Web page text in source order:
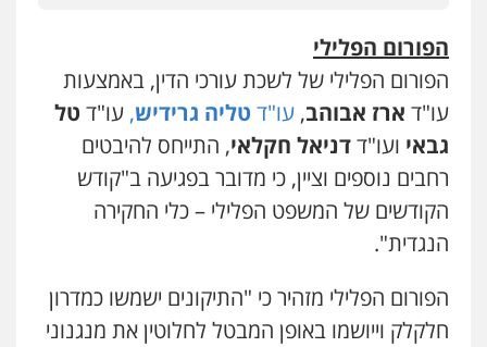
הפורום הפלילי
הפורום הפלילי של לשכת עורכי הדין, באמצעות
עו"ד ארז אבוהב, עו"ד טליה גרידיש, עו"ד טל
גבאי ועו"דדניאל חקלאי, התייחס להיבטים
רחבים נוספים וציין, כי מדובר בפגיעה ב"קודש
הקודשים של המשפט הפלילי – כלי החקירה
הנגדית".
הפורום הפלילי מזהיר כי "התיקונים ישמשו כמדרון
חלקלק וייושמו באופן המבטל לחלוטין את מנגנוני